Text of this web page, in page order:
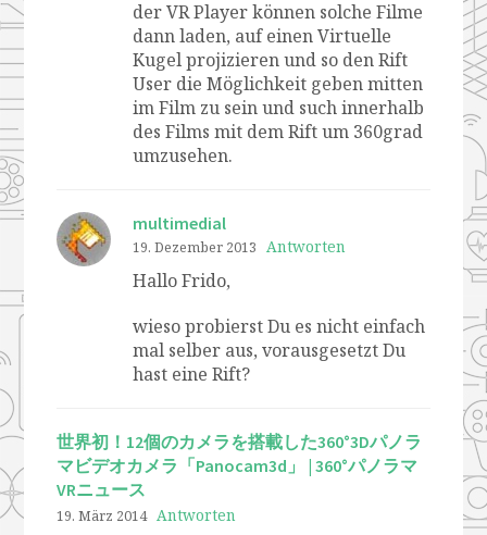
der VR Player können solche Filme
dann laden, auf einen Virtuelle
Kugel projizieren und so den Rift
User die Möglichkeit geben mitten
im Film zu sein und such innerhalb
des Films mit dem Rift um 360grad
umzusehen.
multimedial
19. Dezember 2013 Antworten
Hallo Frido,
wieso probierst Du es nicht einfach
mal selber aus, vorausgesetzt Du
hast eine Rift?
世界初！12個のカメラを搭載した360°3Dパノラ
マビデオカメラ「Panocam3d」 | 360°パノラマ
VRニュース
19. März 2014 Antworten